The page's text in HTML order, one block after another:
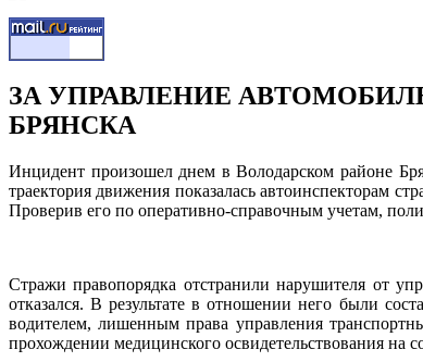
ЗА УПРАВЛЕНИЕ
БРЯНСКА
Инцидент произошел днем в Володарском районе
траектория движения показалась автоинспекторам
Проверив его по оперативно-справочным учетам,
Стражи правопорядка отстранили нарушителя от
отказался. В результате в отношении него были
водителем, лишенным права управления
прохождении медицинского освидетельствования на